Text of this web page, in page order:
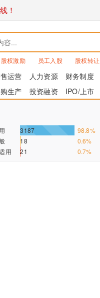
！
股权激励 员工入股 股权转让
运营 人力资源 财务制度
生产
投资融资 IPO/上市
3187
98.8%
18
0.6%
用
21 0.7%